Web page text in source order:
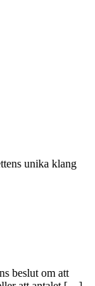
unika klang
beslut om att